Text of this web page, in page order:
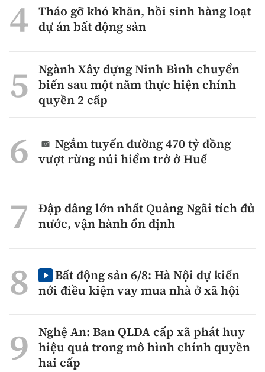
Tháo gỡ khó khăn, hồi sinh hàng loạt
dự án bất động sản
Ngành Xây dựng Ninh Bình chuyển
biến sau một năm thực hiện chính
quyền 2 cấp
Ngắm tuyến đường 470 tỷ đồng
vượt rừng núi hiểm trở ở Huế
Đập dâng lớn nhất Quảng Ngãi tích đủ
nước, vận hành ổn định
Bất động sản 6/8: Hà Nội dự kiến
nới điều kiện vay mua nhà ở xã hội
Nghệ An: Ban QLDA cấp xã phát huy
hiệu quả trong mô hình chính quyền
hai cấp